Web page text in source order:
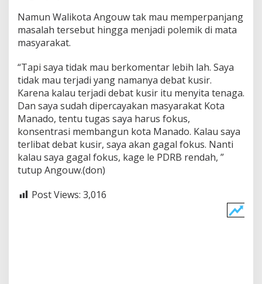
Namun Walikota Angouw tak mau memperpanjang
masalah tersebut hingga menjadi polemik di mata
masyarakat.
“Tapi saya tidak mau berkomentar lebih lah. Saya
tidak mau terjadi yang namanya debat kusir.
Karena kalau terjadi debat kusir itu menyita tenaga.
Dan saya sudah dipercayakan masyarakat Kota
Manado, tentu tugas saya harus fokus,
konsentrasi membangun kota Manado. Kalau saya
terlibat debat kusir, saya akan gagal fokus. Nanti
kalau saya gagal fokus, kage le PDRB rendah, ”
tutup Angouw.(don)
Post Views: 3,016